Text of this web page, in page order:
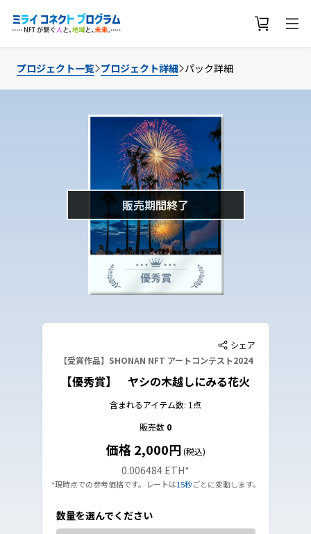
プロジェクト一覧 プロジェクト詳細 パック詳細
販売期間終了
シェア
【受賞作品】SHONAN NFT アートコンテスト2024
【優秀賞】 ヤシの木越しにみる花火
含まれるアイテム数: 1点
販売数 0
価格 2,000円 (税込)
0.006484 ETH*
*現時点での参考価格です。レートは15秒ごとに変動します。
数量を選んでください